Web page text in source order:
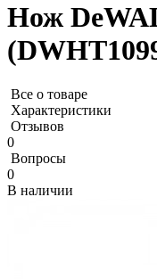
Нож
Все о товаре
Характеристики
Отзывов
0
Вопросы
0
В наличии